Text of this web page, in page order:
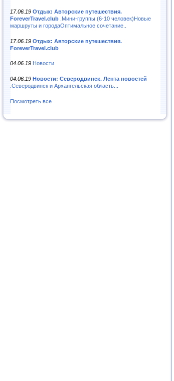
17.06.19 Отдых: Авторские путешествия.
ForeverTravel.club .Мини-группы (6-10 человек)Новые
маршруты и городаОптимальное сочетание..
17.06.19 Отдых: Авторские путешествия.
ForeverTravel.club
04.06.19 Новости
04.06.19 Новости: Северодвинск. Лента новостей
.Северодвинск и Архангельская область...
Посмотреть все